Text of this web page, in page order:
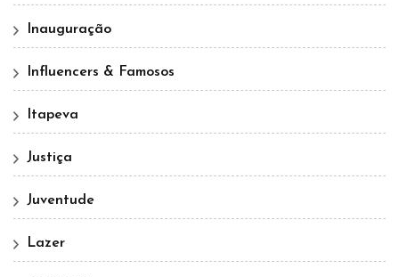
Inauguração
Influencers & Famosos
Itapeva
Justiça
Juventude
Lazer